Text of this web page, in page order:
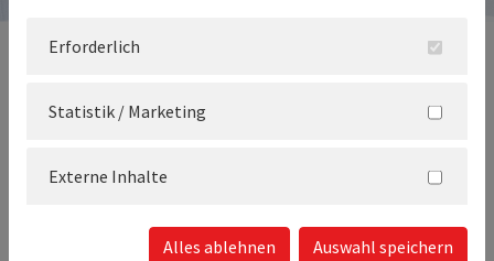
Erforderlich
Statistik / Marketing
Externe Inhalte
Alles ablehnen Auswahl speichern